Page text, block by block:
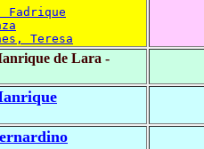
Fadrique
Teresa
de Lara -